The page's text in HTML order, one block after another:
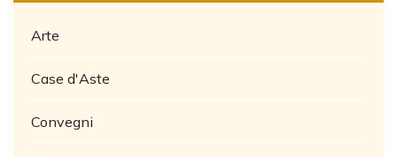
Arte
Case d'Aste
Convegni